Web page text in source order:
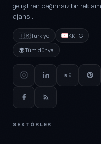
geliştiren bağımsız bir reklam
ajansı.
🇹🇷Türkiye
KKTC
🌍Tüm dünya
SEKTÖRLER